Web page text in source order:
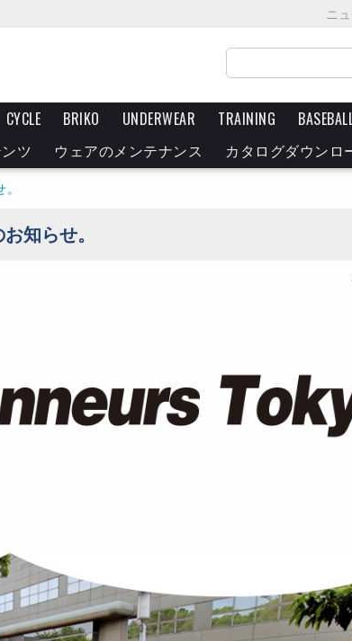
ニ
CYCLE BRIKO UNDERWEAR TRAINING
ツ ウェアのメンテナンス カタログダウンロ
知らせ。